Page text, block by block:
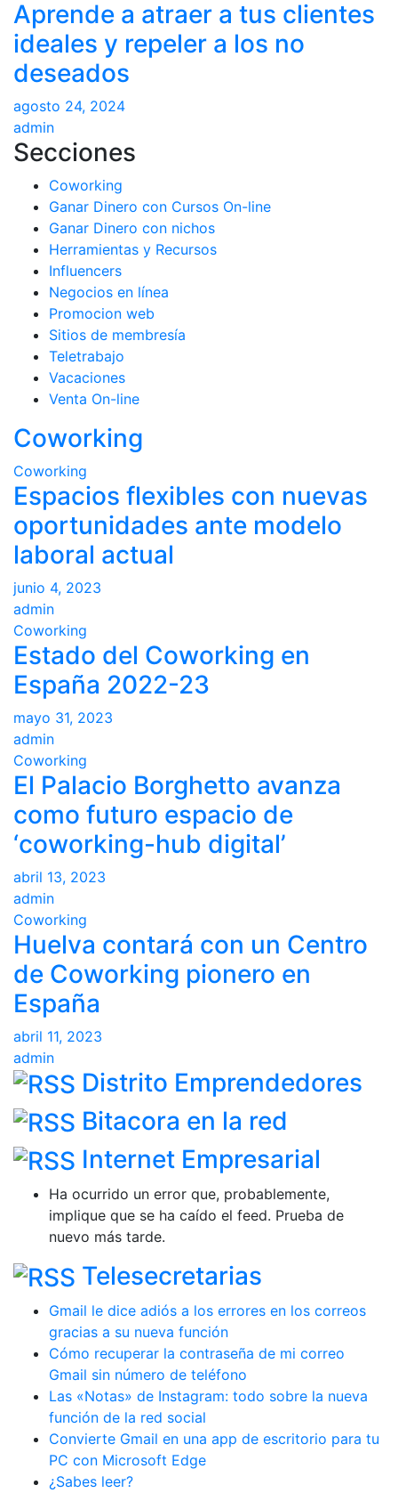
Aprende a atraer a tus clientes
ideales y repeler a los no
deseados
agosto 24, 2024
admin
Secciones
Coworking
Ganar Dinero con Cursos On-line
Ganar Dinero con nichos
Herramientas y Recursos
Influencers
Negocios en línea
Promocion web
Sitios de membresía
Teletrabajo
Vacaciones
Venta On-line
Coworking
Coworking
Espacios flexibles con nuevas
oportunidades ante modelo
laboral actual
junio 4, 2023
admin
Coworking
Estado del Coworking en
España 2022-23
mayo 31, 2023
admin
Coworking
El Palacio Borghetto avanza
como futuro espacio de
‘coworking-hub digital’
abril 13, 2023
admin
Coworking
Huelva contará con un Centro
de Coworking pionero en
España
abril 11, 2023
admin
Distrito Emprendedores
Bitacora en la red
Internet Empresarial
Ha ocurrido un error que, probablemente,
implique que se ha caído el feed. Prueba de
nuevo más tarde.
Telesecretarias
Gmail le dice adiós a los errores en los correos
gracias a su nueva función
Cómo recuperar la contraseña de mi correo
Gmail sin número de teléfono
Las «Notas» de Instagram: todo sobre la nueva
función de la red social
Convierte Gmail en una app de escritorio para tu
PC con Microsoft Edge
¿Sabes leer?